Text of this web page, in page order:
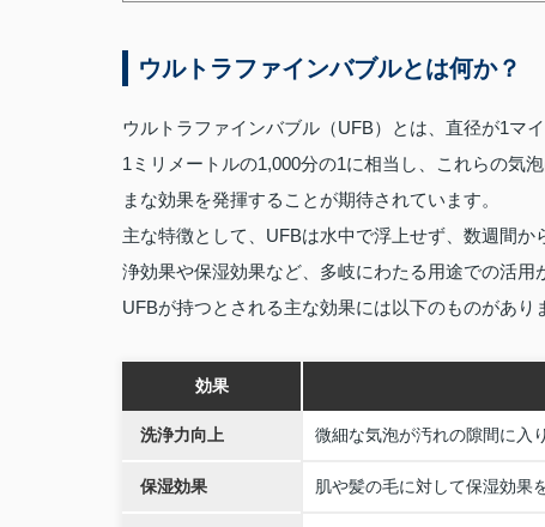
ウルトラファインバブルとは何か？
ウルトラファインバブル（UFB）とは、直径が1マ
1ミリメートルの1,000分の1に相当し、これらの気
まな効果を発揮することが期待されています。
主な特徴として、UFBは水中で浮上せず、数週間
浄効果や保湿効果など、多岐にわたる用途での活用
UFBが持つとされる主な効果には以下のものがあり
効果
洗浄力向上 微細な気泡が汚れの隙間に入
保湿効果 肌や髪の毛に対して保湿効果